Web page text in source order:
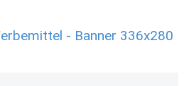
- Banner 336x280